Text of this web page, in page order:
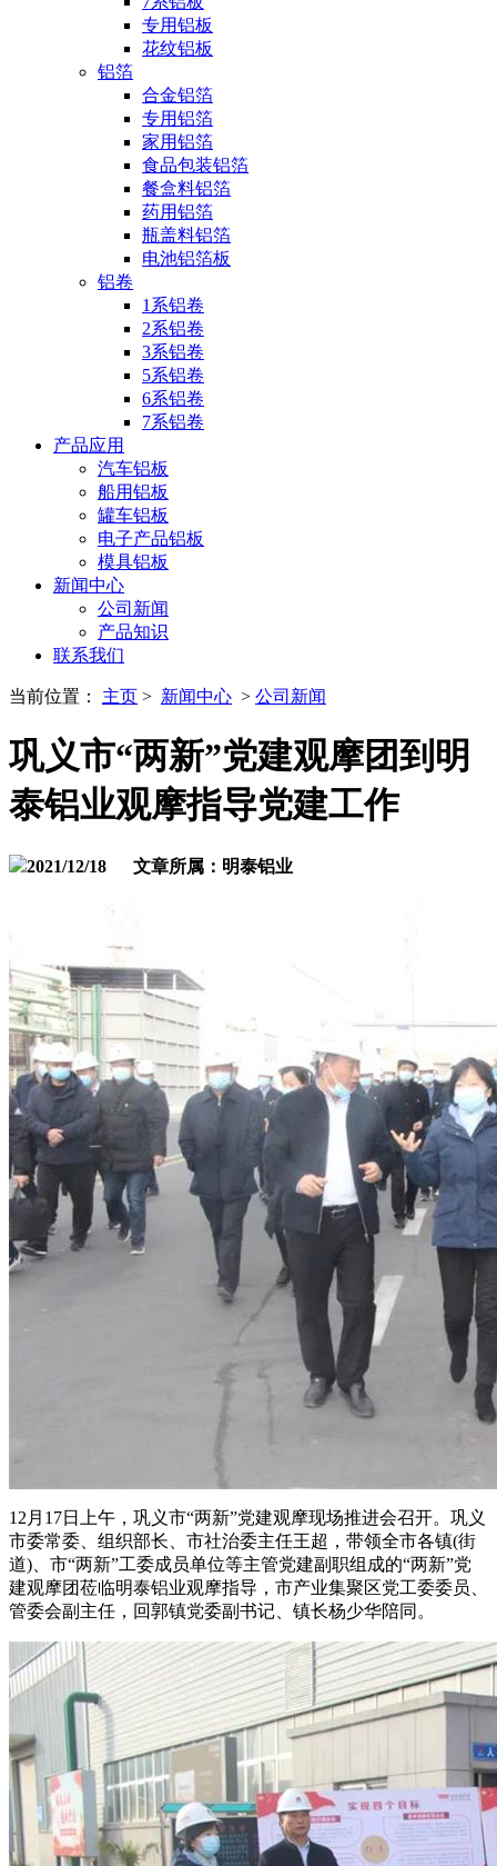
专用铝板
花纹铝板
铝箔
合金铝箔
专用铝箔
家用铝箔
食品包装铝箔
餐盒料铝箔
药用铝箔
瓶盖料铝箔
电池铝箔板
铝卷
1系铝卷
2系铝卷
3系铝卷
5系铝卷
6系铝卷
7系铝卷
产品应用
汽车铝板
船用铝板
罐车铝板
电子产品铝板
模具铝板
新闻中心
公司新闻
产品知识
联系我们
当前位置： 主页 > 新闻中心 > 公司新闻
巩义市“两新”党建观摩团到明
泰铝业观摩指导党建工作
2021/12/18 文章所属：明泰铝业
12月17日上午，巩义市“两新”党建观摩现场推进会召开。巩义
市委常委、组织部长、市社治委主任王超，带领全市各镇(街
道)、市“两新”工委成员单位等主管党建副职组成的“两新”党
建观摩团莅临明泰铝业观摩指导，市产业集聚区党工委委员、
管委会副主任，回郭镇党委副书记、镇长杨少华陪同。